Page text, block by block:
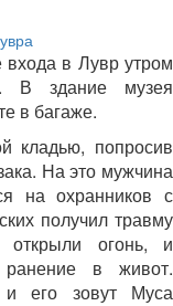
в Лувр утром
В здание музея
в багаже.
кладью, попросив
На это мужчина
на охранников с
получил травму
огонь, и
ранение в живот.
и его зовут Муса